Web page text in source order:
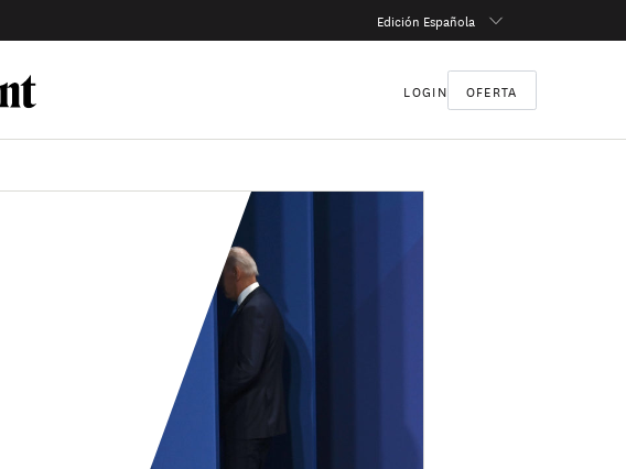
Edición Española
LOGIN OFERTA